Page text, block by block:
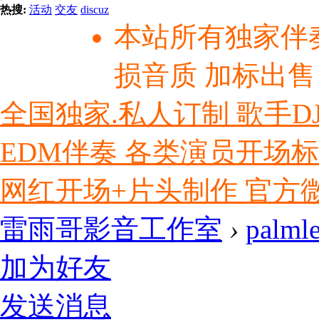
热搜: 活动 交友 discuz
本站所有独家伴
损音质 加标出
全国独家.私人订制 歌手
EDM伴奏 各类演员开场
网红开场+片头制作 官方
雷雨哥影音工作室 ›
加为好友
发送消息